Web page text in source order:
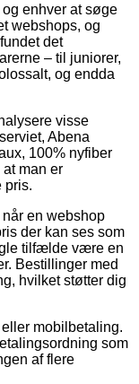
enhver at søge
webshops, og
det
– til juniorer,
og endda
visse
Abena
100% nyfiber
man er
pris.
en webshop
der kan ses som
tilfælde være en
Bestillinger med
hvilket støtter dig
mobilbetaling.
som
af flere